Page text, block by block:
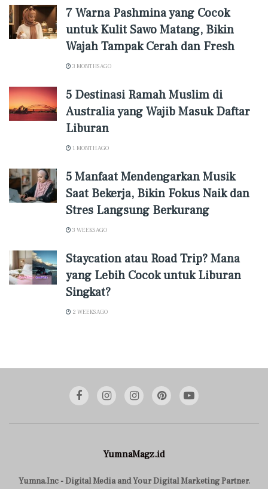
7 Warna Pashmina yang Cocok
untuk Kulit Sawo Matang, Bikin
Wajah Tampak Cerah dan Fresh
3 MONTHS AGO
5 Destinasi Ramah Muslim di
Australia yang Wajib Masuk Daftar
Liburan
1 MONTH AGO
5 Manfaat Mendengarkan Musik
Saat Bekerja, Bikin Fokus Naik dan
Stres Langsung Berkurang
3 WEEKS AGO
Staycation atau Road Trip? Mana
yang Lebih Cocok untuk Liburan
Singkat?
2 WEEKS AGO
YumnaMagz.id
Yumna.Inc - Digital Media and Your Digital Marketing Partner.